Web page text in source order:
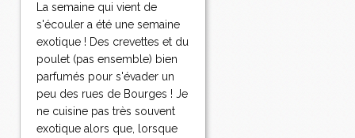
La semaine qui vient de
s'écouler a été une semaine
exotique ! Des crevettes et du
poulet (pas ensemble) bien
parfumés pour s'évader un
peu des rues de Bourges ! Je
ne cuisine pas très souvent
exotique alors que, lorsque